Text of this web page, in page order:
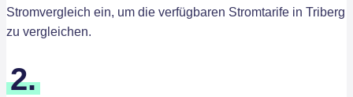
Stromvergleich ein, um die verfügbaren Stromtarife in Triberg
zu vergleichen.
2.